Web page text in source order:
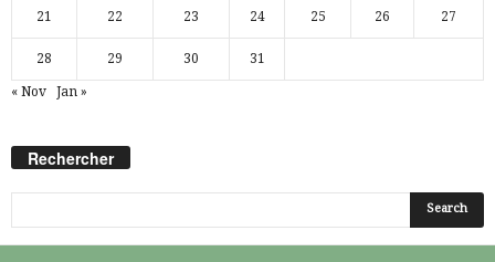
21 22 23 24 25 26 27
28 29 30 31
« Nov Jan »
Rechercher